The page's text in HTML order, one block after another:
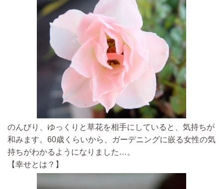
のんびり、ゆっくりと草花を相手にしていると、気持ちが
和みます。60歳くらいから、ガーデニングに嵌る女性の気
持ちがわかるようになりました…。
【幸せとは？】